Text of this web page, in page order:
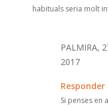
habituals seria molt
PALMIRA,
2017
Responder
Si penses en